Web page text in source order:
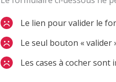
Le lien pour valider le
Le seul bouton «
Les cases à cocher